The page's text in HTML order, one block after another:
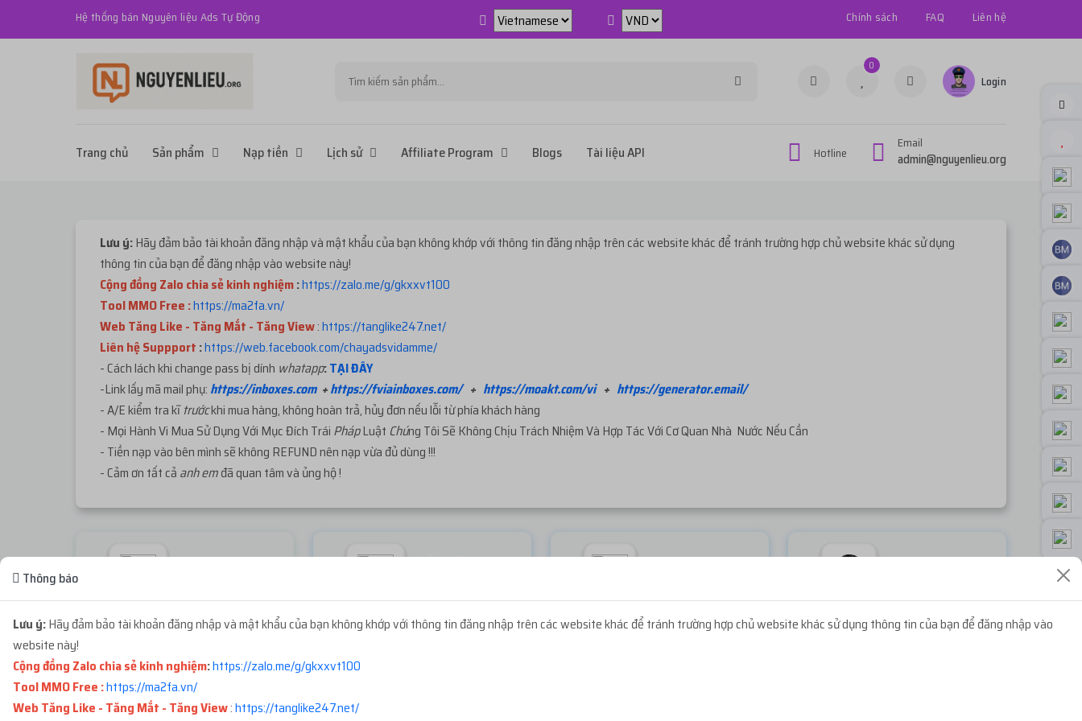
Hệ thống bán Nguyên liệu Ads Tự Động Chính sách FAQ Liên hệ
0
Login
Trang chủ Sản phẩm Nạp tiền Lịch sử Affiliate Program Blogs Tài liệu API Hotline
Email
admin@nguyenlieu.org
Lưu ý:Hãy đảm bảo tài khoản đăng nhập và mật khẩu của bạn không khớp với thông tin đăng nhập trên các website khác để tránh trường hợp chủ website khác sử dụng
thông tin của bạn để đăng nhập vào website này!
Cộng đồng Zalo chia sẻ kinh nghiệm:https://zalo.me/g/gkxxvt100
Tool MMO Free :https://ma2fa.vn/
Web Tăng Like - Tăng Mắt - Tăng View:https://tanglike247.net/
Liên hệ Suppport :https://web.facebook.com/chayadsvidamme/
- Cách lách khi change pass bị dính whatapp:TẠI ĐÂY
-Link lấy mã mail phụ: https://inboxes.com+https://fviainboxes.com/+ https://moakt.com/vi+ https://generator.email/
- A/E kiểm tra kĩtrướckhi mua hàng, không hoàn trả, hủy đơn nếu lỗi từ phía khách hàng
- Mọi Hành Vi Mua Sử Dụng Với Mục Đích Trái PhápLuật Chúng Tôi Sẽ Không Chịu Trách Nhiệm Và Hợp Tác Với Cơ Quan Nhà Nước Nếu Cần
- Tiền nạp vào bên mình sẽ không REFUND nên nạp vừa đủ dùng !!!
- Cảm ơn tất cả anh emđã quan tâm và ủng hộ !
Check live FB Lấy mã 2FA Icon Facebook Random Face
Không thể tải sản phẩm. Vui lòng thử lại!
ĐƠN HÀNG GẦN ĐÂY
Thông báo
Lưu ý:Hãy đảm bảo tài khoản đăng nhập và mật khẩu của bạn không khớp với thông tin đăng nhập trên các website khác để tránh trường hợp chủ website khác sử dụng thông tin của bạn để đăng nhập vào
website này!
Cộng đồng Zalo chia sẻ kinh nghiệm:https://zalo.me/g/gkxxvt100
Tool MMO Free :https://ma2fa.vn/
Web Tăng Like - Tăng Mắt - Tăng View:https://tanglike247.net/